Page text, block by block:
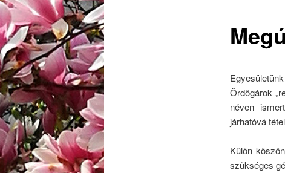
Ördögárok
néven
járhatóvá
Külön
szükséges